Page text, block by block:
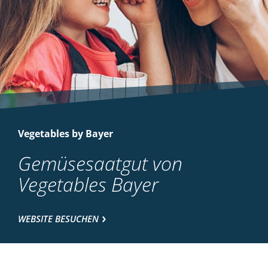
Vegetables by Bayer
Gemüsesaatgut von
Vegetables Bayer
WEBSITE BESUCHEN